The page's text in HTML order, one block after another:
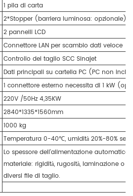
1 pila di carta
2*Stopper (barriera luminosa: opzionale)
2 pannelli LCD
Connettore LAN per scambio dati veloce
Controllo del taglio SCC Sinajet
Dati principali su cartella PC (PC non
1 connettore esterno necessita di 1 kW
220V /50Hz 4,35KW
2840*1335*1560mm
1000 kg
Temperatura 0-40℃, umidità 20%-80%
Lo spessore dell'alimentazione
materiale: rigidità, rugosità, laminazione o
diversi file di taglio.